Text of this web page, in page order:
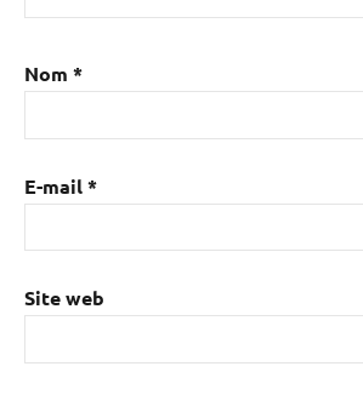
Nom *
E-mail*
Site web